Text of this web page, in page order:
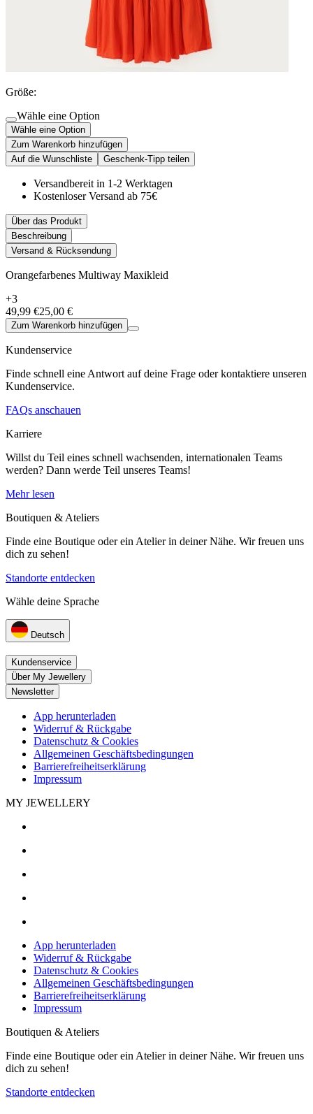
Größe:
Wähle eine Option
Wähle eine Option
Zum Warenkorb hinzufügen
Auf die Wunschliste
Geschenk-Tipp teilen
Versandbereit in 1-2 Werktagen
Kostenloser Versand ab 75€
Über das Produkt
Beschreibung
Versand & Rücksendung
Orangefarbenes Multiway Maxikleid
+3
49,99 €25,00 €
Zum Warenkorb hinzufügen
Kundenservice
Finde schnell eine Antwort auf deine Frage oder kontaktiere unseren
Kundenservice.
FAQs anschauen
Karriere
Willst du Teil eines schnell wachsenden, internationalen Teams
werden? Dann werde Teil unseres Teams!
Mehr lesen
Boutiquen & Ateliers
Finde eine Boutique oder ein Atelier in deiner Nähe. Wir freuen uns
dich zu sehen!
Standorte entdecken
Wähle deine Sprache
Deutsch
Kundenservice
Über My Jewellery
Newsletter
App herunterladen
Widerruf & Rückgabe
Datenschutz & Cookies
Allgemeinen Geschäftsbedingungen
Barrierefreiheitserklärung
Impressum
MY JEWELLERY
App herunterladen
Widerruf & Rückgabe
Datenschutz & Cookies
Allgemeinen Geschäftsbedingungen
Barrierefreiheitserklärung
Impressum
Boutiquen & Ateliers
Finde eine Boutique oder ein Atelier in deiner Nähe. Wir freuen uns
dich zu sehen!
Standorte entdecken